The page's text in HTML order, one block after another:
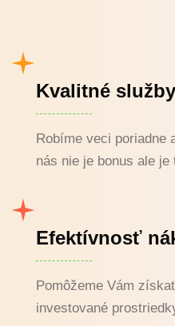
Kvalitné služby
Robíme veci poriadne
nás nie je bonus ale je
Efektívnosť
Pomôžeme Vám
investované